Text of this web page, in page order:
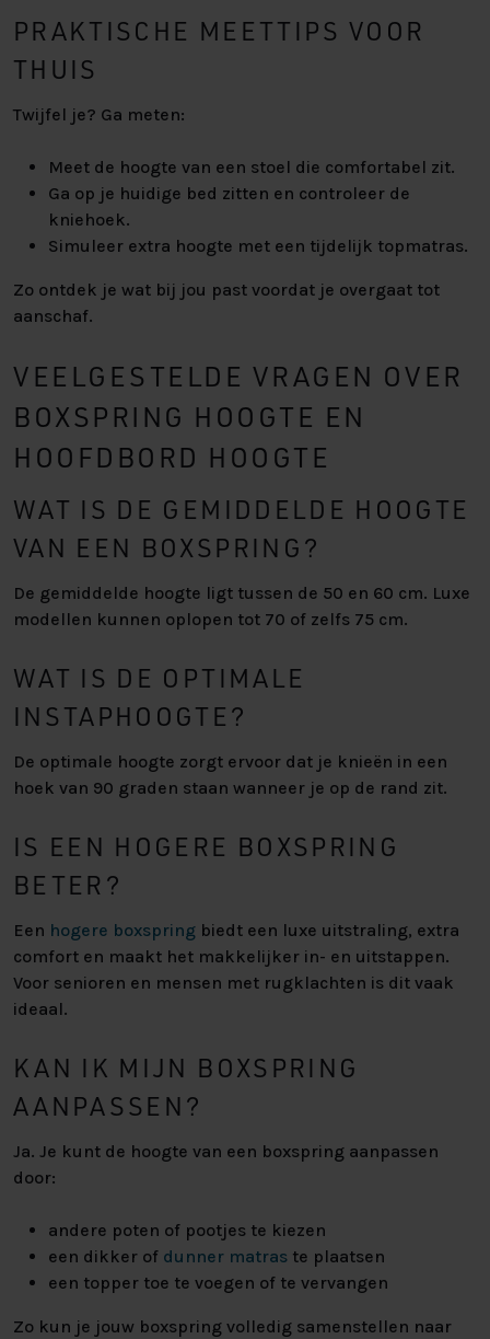
PRAKTISCHE MEETTIPS VOOR
THUIS
Twijfel je? Ga meten:
Meet de hoogte van een stoel die comfortabel zit.
Ga op je huidige bed zitten en controleer de
kniehoek.
Simuleer extra hoogte met een tijdelijk topmatras.
Zo ontdek je wat bij jou past voordat je overgaat tot
aanschaf.
VEELGESTELDE VRAGEN OVER
BOXSPRING HOOGTE EN
HOOFDBORD HOOGTE
WAT IS DE GEMIDDELDE HOOGTE
VAN EEN BOXSPRING?
De gemiddelde hoogte ligt tussen de 50 en 60 cm. Luxe
modellen kunnen oplopen tot 70 of zelfs 75 cm.
WAT IS DE OPTIMALE
INSTAPHOOGTE?
De optimale hoogte zorgt ervoor dat je knieën in een
hoek van 90 graden staan wanneer je op de rand zit.
IS EEN HOGERE BOXSPRING
BETER?
Een hogere boxspring biedt een luxe uitstraling, extra
comfort en maakt het makkelijker in- en uitstappen.
Voor senioren en mensen met rugklachten is dit vaak
ideaal.
KAN IK MIJN BOXSPRING
AANPASSEN?
Ja. Je kunt de hoogte van een boxspring aanpassen
door:
andere poten of pootjes te kiezen
een dikker of dunner matras te plaatsen
een topper toe te voegen of te vervangen
Zo kun je jouw boxspring volledig samenstellen naar